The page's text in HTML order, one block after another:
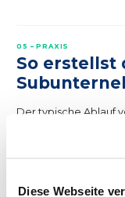
Diese Webseite
05 – PRAXIS
So erstellst
Der typische Ablauf
Der